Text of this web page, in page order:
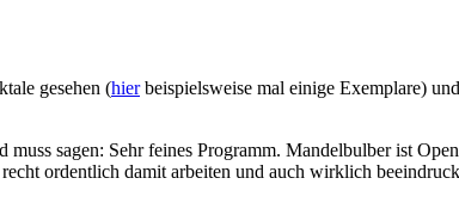
gesehen (hierbeispielsweise mal einige Exemplare)
muss sagen: Sehr feines Programm. Mandelbulber ist
ordentlich damit arbeiten und auch wirklich